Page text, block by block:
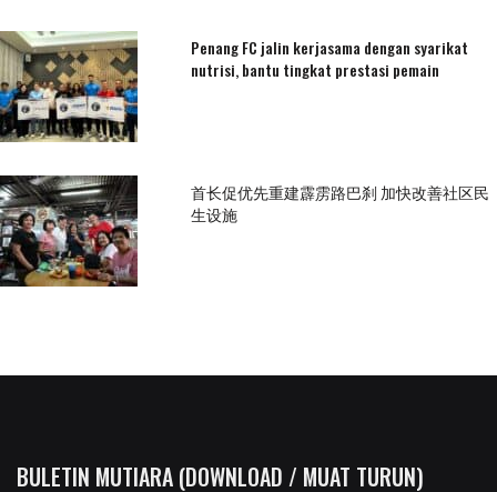
Penang FC jalin kerjasama dengan syarikat
nutrisi, bantu tingkat prestasi pemain
首长促优先重建霹雳路巴刹 加快改善社区民
生设施
BULETIN MUTIARA (DOWNLOAD / MUAT TURUN)